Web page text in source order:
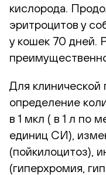
кислорода.
эритроцитов у
у кошек 70 дней.
Для клинической
определение
в 1 мкл ( в 1 л по
единиц СИ),
(пойкилоцитоз),
(гиперхромия,